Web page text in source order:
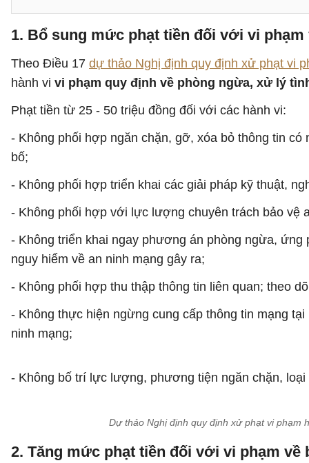
1. Bổ sung mức phạt tiền đối với vi
Theo Điều 17 dự thảo Nghị định quy định xử phạt vi
hành vi vi phạm quy định về phòng ngừa, xử lý
Phạt tiền từ 25 - 50 triệu đồng đối với các hành vi:
- Không phối hợp ngăn chặn, gỡ, xóa bỏ thông tin
bố;
- Không phối hợp triển khai các giải pháp kỹ thuật,
- Không phối hợp với lực lượng chuyên trách bảo vệ
- Không triển khai ngay phương án phòng ngừa,
nguy hiểm về an ninh mạng gây ra;
- Không phối hợp thu thập thông tin liên quan; theo
- Không thực hiện ngừng cung cấp thông tin mạng
ninh mạng;
- Không bố trí lực lượng, phương tiện ngăn chặn,
Dự thảo Nghị định quy định xử phạt vi phạm
2. Tăng mức phạt tiền đối với vi phạm về